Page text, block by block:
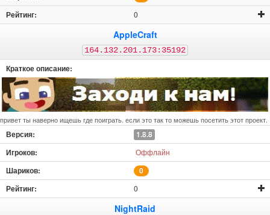
0
AppleCraft
164.132.201.173:35192
привет ты наверно ищешь где поиграть. если это так то можешь посетить этот проект.
1.8.8
Оффлайн
0
0
NightRaid